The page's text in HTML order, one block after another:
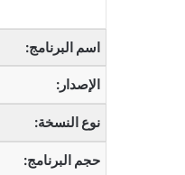
اسم البرنامج:
الإصدار:
نوع النسخة:
حجم البرنامج: